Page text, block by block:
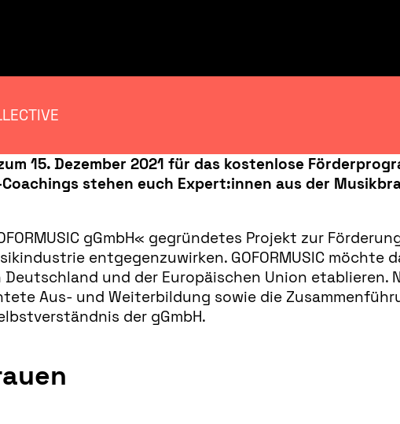
15. Dezember 2021 für das kostenlose
Coachings stehen euch Expert:innen aus der
gGmbH« gegründetes Projekt zur
entgegenzuwirken. GOFORMUSIC möchte
und der Europäischen Union etablieren.
Aus- und Weiterbildung sowie die
der gGmbH.